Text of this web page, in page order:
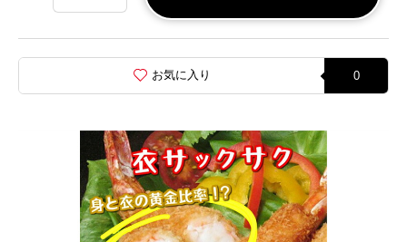
お気に入り 0